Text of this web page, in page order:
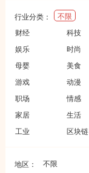
行业分类： 不限
财经
科技
娱乐
时尚
母婴
美食
游戏
动漫
职场
情感
家居
生活
工业
区块链
地区： 不限